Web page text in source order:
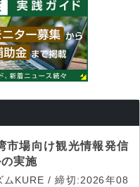
市場向け観光情報発信
実施
ムKURE / 締切:2026年08